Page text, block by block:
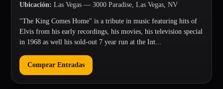
Ubicación: Las Vegas — 3000 Paradise, Las Vegas, NV
"The King Comes Home" is a tribute in music featuring hits of
Elvis from his early recordings, his movies, his television special
in 1968 as well his sold-out 7 year run at the Int...
Comprar Entradas